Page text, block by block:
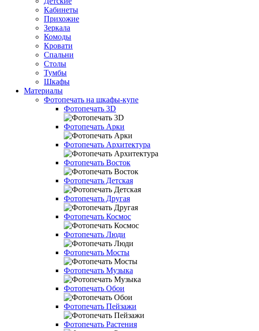
Кабинеты
Прихожие
Зеркала
Комоды
Кровати
Спальни
Столы
Тумбы
Шкафы
Материалы
Фотопечать на шкафы-купе
Фотопечать 3D
Фотопечать Арки
Фотопечать Архитектура
Фотопечать Восток
Фотопечать Детская
Фотопечать Другая
Фотопечать Космос
Фотопечать Люди
Фотопечать Мосты
Фотопечать Музыка
Фотопечать Обои
Фотопечать Пейзажи
Фотопечать Растения